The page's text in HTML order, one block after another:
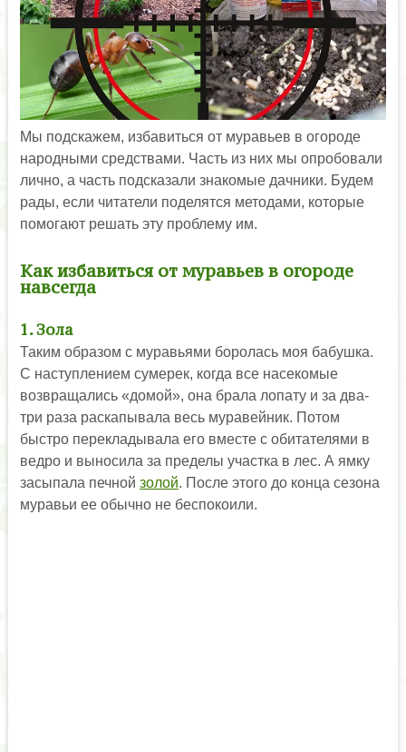
Мы подскажем, избавиться от муравьев в огороде
народными средствами. Часть из них мы опробовали
лично, а часть подсказали знакомые дачники. Будем
рады, если читатели поделятся методами, которые
помогают решать эту проблему им.
Как избавиться от муравьев в огороде
навсегда
1. Зола
Таким образом с муравьями боролась моя бабушка.
С наступлением сумерек, когда все насекомые
возвращались «домой», она брала лопату и за два-
три раза раскапывала весь муравейник. Потом
быстро перекладывала его вместе с обитателями в
ведро и выносила за пределы участка в лес. А ямку
засыпала печной золой. После этого до конца сезона
муравьи ее обычно не беспокоили.